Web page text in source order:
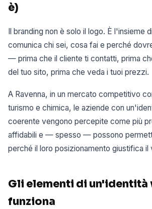
è)
Il branding non è solo il logo. È l'insieme
comunica chi sei, cosa fai e perché
— prima che il cliente ti contatti, prima
del tuo sito, prima che veda i tuoi prezzi.
A Ravenna, in un mercato competitivo
turismo e chimica, le aziende con
coerente vengono percepite come più
affidabili e — spesso — possono
perché il loro posizionamento giustifica il
Gli elementi di un'identità
funziona